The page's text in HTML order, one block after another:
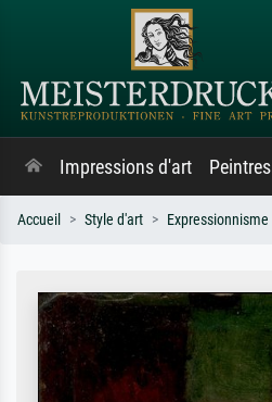
Impressions d'art Peintres
Accueil Style d'art Expressionnisme